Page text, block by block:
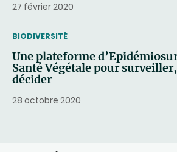
27 février 2020
THEMATIC
BIODIVERSITÉ
Une plateforme
Santé Végétale pour
décider
28 octobre 2020